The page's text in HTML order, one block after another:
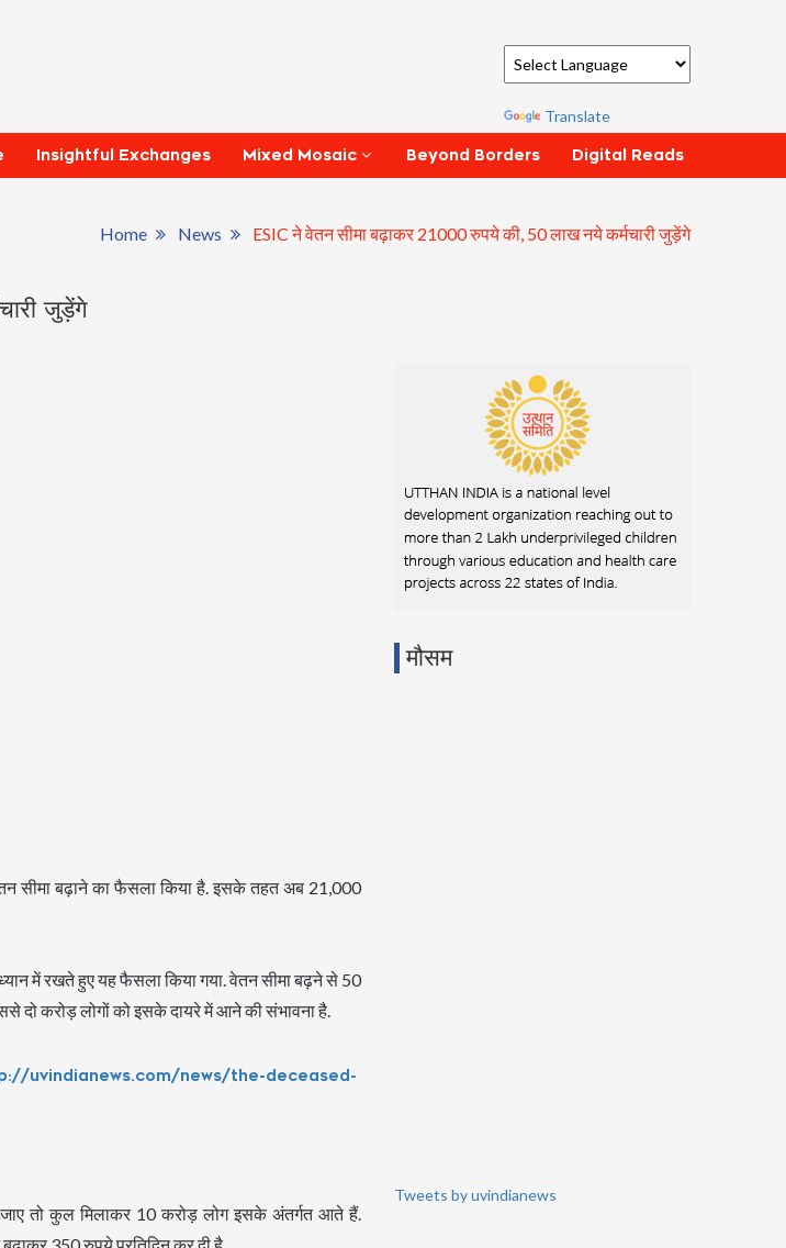
Translate
Insightful Exchanges Mixed Mosaic Beyond Borders Digital Reads
Home News ESIC ने वेतन सीमा बढ़ाकर 21000 रुपये की, 50 लाख नये कर्मचारी जुड़ेंगे
जुड़ेंगे
सीमा बढ़ाने का फैसला किया है. इसके तहत अब 21,000
में रखते हुए यह फैसला किया गया. वेतन सीमा बढ़ने से 50
दो करोड़ लोगों को इसके दायरे में आने की संभावना है.
uvindianews.com/news/the-deceased-
तो कुल मिलाकर 10 करोड़ लोग इसके अंतर्गत आते हैं.
मौसम
Tweets by uvindianews